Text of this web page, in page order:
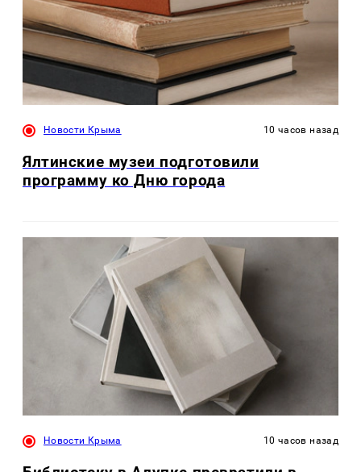
Новости Крыма 10 часов назад
Ялтинские музеи подготовили
программу ко Дню города
Новости Крыма 10 часов назад